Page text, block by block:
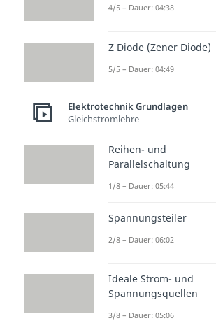
4/5 – Dauer: 04:38
Z Diode (Zener Diode)
5/5 – Dauer: 04:49
Elektrotechnik Grundlagen
Gleichstromlehre
Reihen- und
Parallelschaltung
1/8 – Dauer: 05:44
Spannungsteiler
2/8 – Dauer: 06:02
Ideale Strom- und
Spannungsquellen
3/8 – Dauer: 05:06